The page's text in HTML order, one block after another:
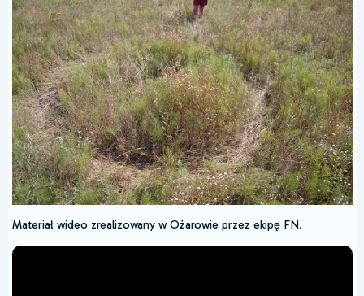
Materiał wideo zrealizowany w Ożarowie przez ekipę FN.